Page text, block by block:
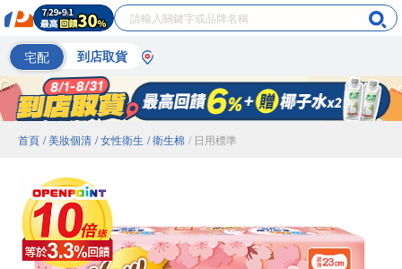
宅配 到店取貨
首頁 / 美妝個清 / 女性衛生 / 衛生棉 / 日用標準